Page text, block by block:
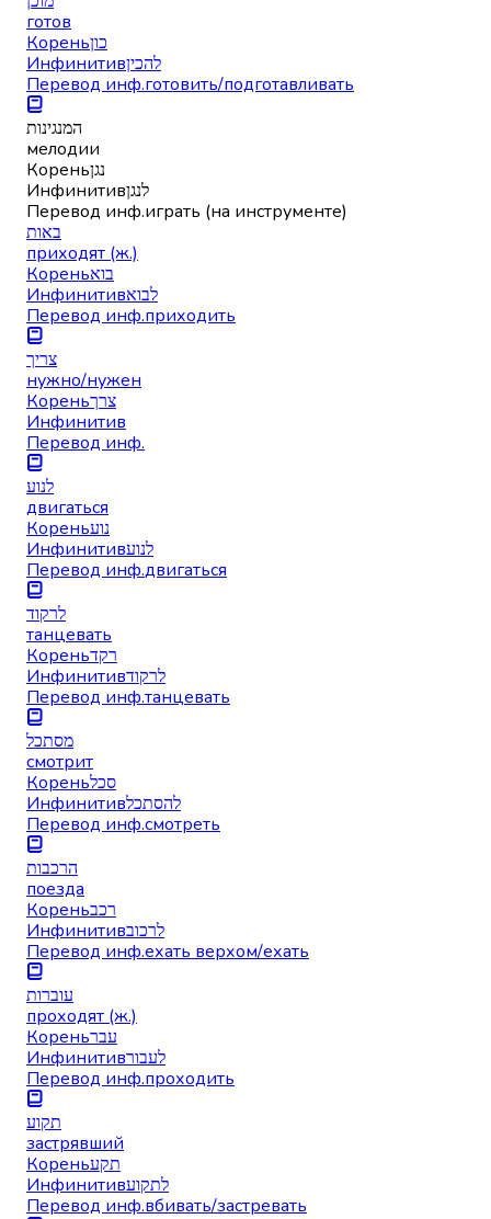
готов
Кореньכון
Инфинитивלהכין
Перевод инф.готовить/подготавливать
המנגינות
мелодии
Кореньנגן
Инфинитивלנגן
Перевод инф.играть (на инструменте)
באות
приходят (ж.)
Кореньבוא
Инфинитивלבוא
Перевод инф.приходить
צריך
нужно/нужен
Кореньצרך
Инфинитив
Перевод инф.
לנוע
двигаться
Кореньנוע
Инфинитивלנוע
Перевод инф.двигаться
לרקוד
танцевать
Кореньרקד
Инфинитивלרקוד
Перевод инф.танцевать
מסתכל
смотрит
Кореньסכל
Инфинитивלהסתכל
Перевод инф.смотреть
הרכבות
поезда
Кореньרכב
Инфинитивלרכוב
Перевод инф.ехать верхом/ехать
עוברות
проходят (ж.)
Кореньעבר
Инфинитивלעבור
Перевод инф.проходить
תקוע
застрявший
Кореньתקע
Инфинитивלתקוע
Перевод инф.вбивать/застревать